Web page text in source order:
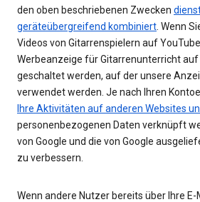
den oben beschriebenen Zwecken
geräteübergreifend kombiniert . Wenn
Videos von Gitarrenspielern auf
Werbeanzeige für Gitarrenunterricht auf
geschaltet werden, auf der unsere
verwendet werden. Je nach Ihren
Ihre Aktivitäten auf anderen Websites
personenbezogenen Daten verknüpft
von Google und die von Google
zu verbessern.
Wenn andere Nutzer bereits über Ihre